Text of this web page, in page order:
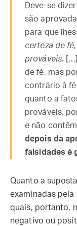
Deve-se
são
para que
certeza de fé
prováveis.
de fé, mas
contrário à
quanto a
prováveis,
e não
depois da
falsidades é
Quanto a
examinadas
quais, portanto,
negativo ou